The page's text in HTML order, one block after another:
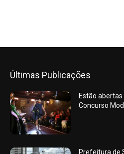
Últimas Publicações
Estão
Concurso
Prefeitura de